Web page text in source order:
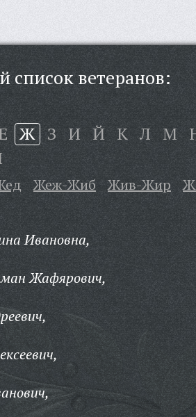
ветеранов:
Ж З И Й К Л М
Жеж-Жиб Жив-Жир
Ивановна,
Жафярович,